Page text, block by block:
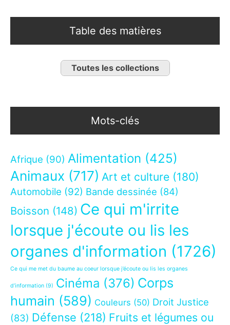
Table des matières
Toutes les collections
Mots-clés
Afrique (90) Alimentation (425)
Animaux (717) Art et culture (180)
Automobile (92) Bande dessinée (84)
Boisson (148) Ce qui m'irrite
lorsque j'écoute ou lis les
organes d'information (1726)
Ce qui me met du baume au coeur lorsque j’écoute ou lis les organes
d’information (9) Cinéma (376) Corps
humain (589) Couleurs (50) Droit Justice
(83) Défense (218) Fruits et légumes ou